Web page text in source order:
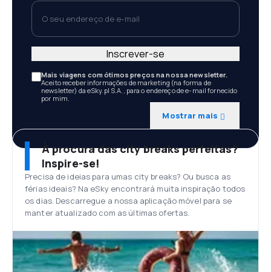
O seu endereço de e-mail
Mais viagens com ótimos preços na nossa newsletter.
Aceito receber informações de marketing (na forma de
newsletter) da eSky.pl S.A., para o endereço de e-mail fornecido
por mim.
Mostrar mais
Inscrever-se
À procura das city breaks perfeitas?
Inspire-se!
Precisa de ideias para umas city breaks? Ou busca as
férias ideais? Na eSky encontrará muita inspiração todos
os dias. Descarregue a nossa aplicação móvel para se
manter atualizado com as últimas ofertas.